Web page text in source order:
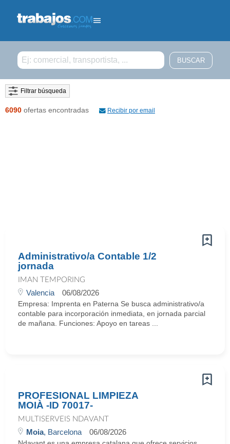
Filtrar búsqueda
6090 ofertas encontradas Recibir por email
Administrativo/a Contable 1/2
jornada
IMAN TEMPORING
Valencia 06/08/2026
Empresa: Imprenta en Paterna Se busca administrativo/a
contable para incorporación inmediata, en jornada parcial
de mañana. Funciones: Apoyo en tareas ...
PROFESIONAL LIMPIEZA
MOIÀ -ID 70017-
MULTISERVEIS NDAVANT
Moia, Barcelona 06/08/2026